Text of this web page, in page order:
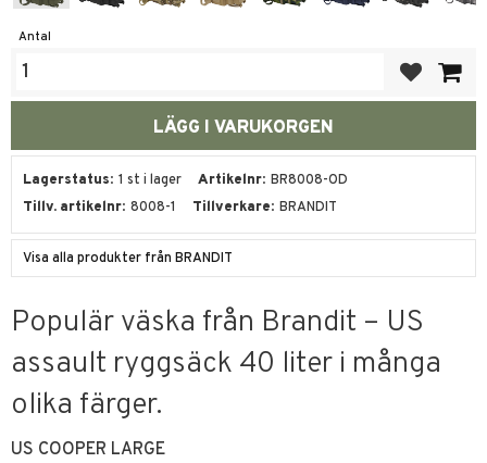
Antal
Lagerstatus 1 st i lager Artikelnr BR8008-OD
Tillv. artikelnr 8008-1 Tillverkare BRANDIT
Visa alla produkter från BRANDIT
Populär väska från Brandit – US
assault ryggsäck 40 liter i många
olika färger.
US COOPER LARGE